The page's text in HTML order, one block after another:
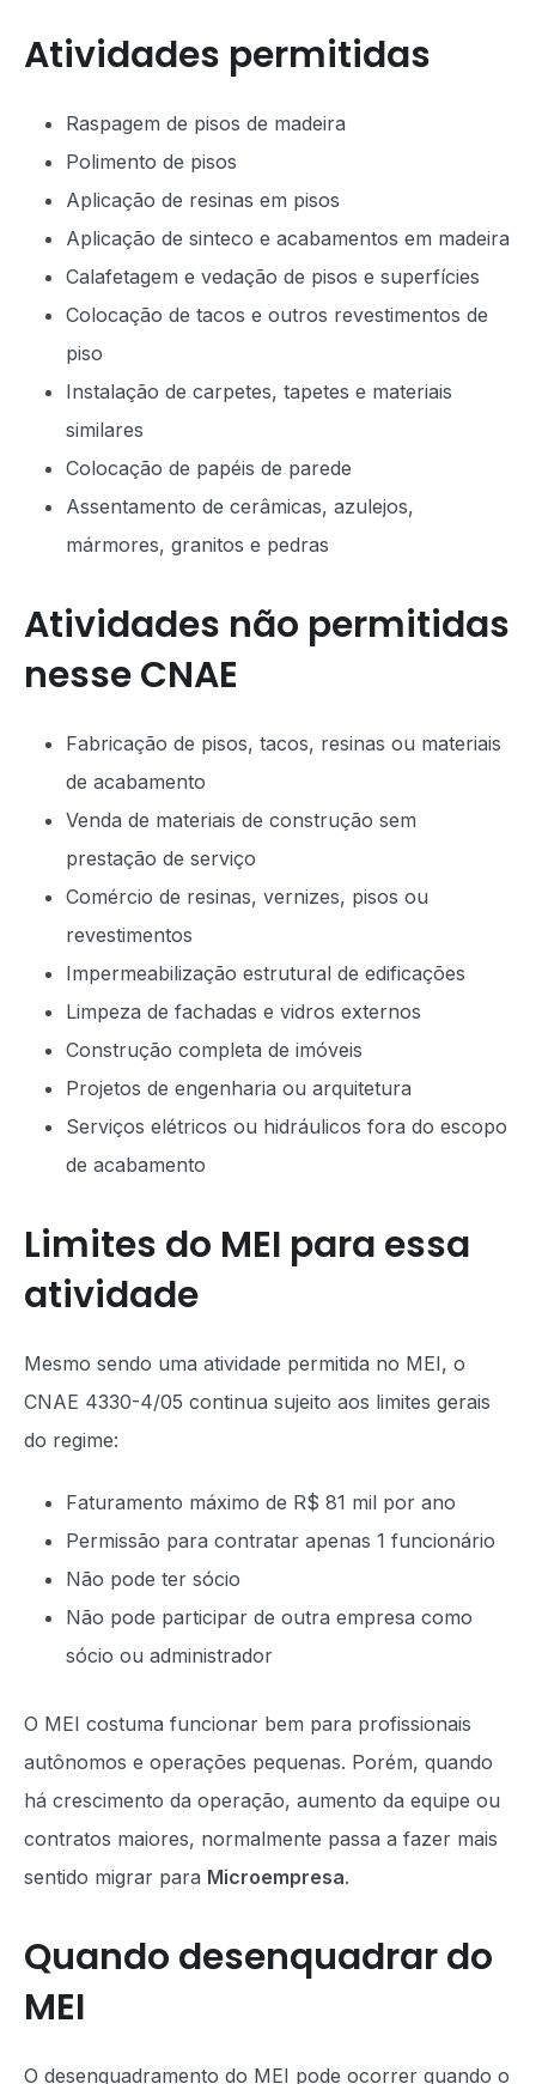
Atividades permitidas
Raspagem de pisos de madeira
Polimento de pisos
Aplicação de resinas em pisos
Aplicação de sinteco e acabamentos em madeira
Calafetagem e vedação de pisos e superfícies
Colocação de tacos e outros revestimentos de
piso
Instalação de carpetes, tapetes e materiais
similares
Colocação de papéis de parede
Assentamento de cerâmicas, azulejos,
mármores, granitos e pedras
Atividades não permitidas
nesse CNAE
Fabricação de pisos, tacos, resinas ou materiais
de acabamento
Venda de materiais de construção sem
prestação de serviço
Comércio de resinas, vernizes, pisos ou
revestimentos
Impermeabilização estrutural de edificações
Limpeza de fachadas e vidros externos
Construção completa de imóveis
Projetos de engenharia ou arquitetura
Serviços elétricos ou hidráulicos fora do escopo
de acabamento
Limites do MEI para essa
atividade
Mesmo sendo uma atividade permitida no MEI, o
CNAE 4330-4/05 continua sujeito aos limites gerais
do regime:
Faturamento máximo de R$ 81 mil por ano
Permissão para contratar apenas 1 funcionário
Não pode ter sócio
Não pode participar de outra empresa como
sócio ou administrador
O MEI costuma funcionar bem para profissionais
autônomos e operações pequenas. Porém, quando
há crescimento da operação, aumento da equipe ou
contratos maiores, normalmente passa a fazer mais
sentido migrar para Microempresa.
Quando desenquadrar do
MEI
O desenquadramento do MEI pode ocorrer quando o